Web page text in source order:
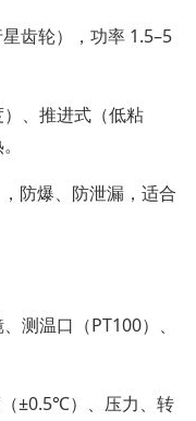
齿轮），功率 1.5–5
）、推进式（低粘
防爆、防泄漏，适合
测温口（PT100）、
（±0.5℃）、压力、转